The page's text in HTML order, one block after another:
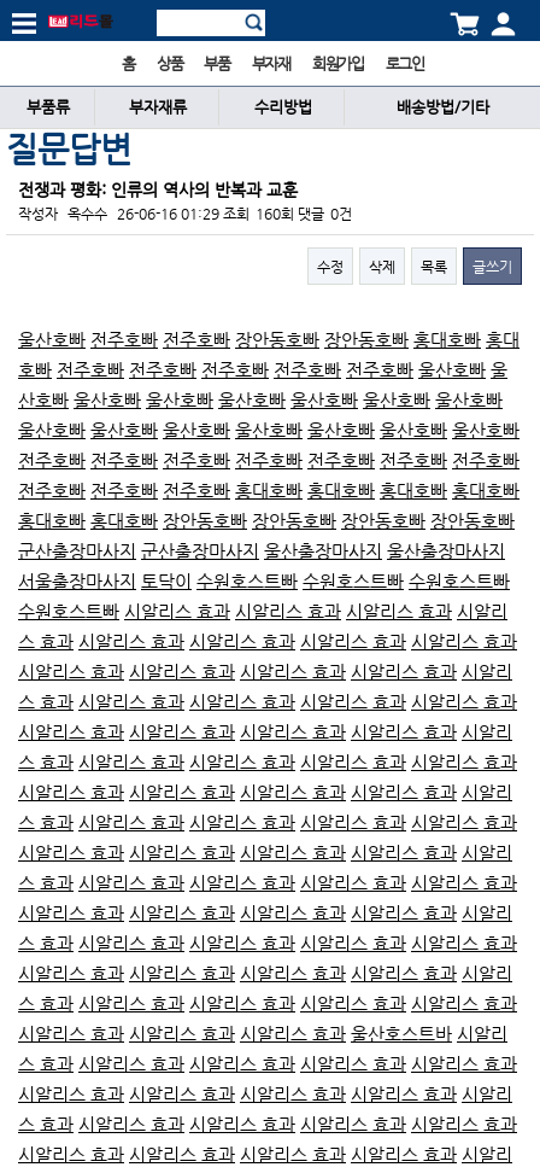
홈 상품 부품 부자재 회원가입 로그인
부품류 부자재류 수리방법 배송방법/기타
질문답변
전쟁과 평화: 인류의 역사의 반복과 교훈
작성자 옥수수 26-06-16 01:29 조회 160회 댓글 0건
수정 삭제 목록 글쓰기
울산호빠 전주호빠 전주호빠 장안동호빠 장안동호빠 홍대호빠 홍대
호빠 전주호빠 전주호빠 전주호빠 전주호빠 전주호빠 울산호빠 울
산호빠 울산호빠 울산호빠 울산호빠 울산호빠 울산호빠 울산호빠
울산호빠 울산호빠 울산호빠 울산호빠 울산호빠 울산호빠 울산호빠
전주호빠 전주호빠 전주호빠 전주호빠 전주호빠 전주호빠 전주호빠
전주호빠 전주호빠 전주호빠 홍대호빠 홍대호빠 홍대호빠 홍대호빠
홍대호빠 홍대호빠 장안동호빠 장안동호빠 장안동호빠 장안동호빠
군산출장마사지 군산출장마사지 울산출장마사지 울산출장마사지
서울출장마사지 토닥이 수원호스트빠 수원호스트빠 수원호스트빠
수원호스트빠 시알리스 효과 시알리스 효과 시알리스 효과 시알리
스 효과 시알리스 효과 시알리스 효과 시알리스 효과 시알리스 효과
시알리스 효과 시알리스 효과 시알리스 효과 시알리스 효과 시알리
스 효과 시알리스 효과 시알리스 효과 시알리스 효과 시알리스 효과
시알리스 효과 시알리스 효과 시알리스 효과 시알리스 효과 시알리
스 효과 시알리스 효과 시알리스 효과 시알리스 효과 시알리스 효과
시알리스 효과 시알리스 효과 시알리스 효과 시알리스 효과 시알리
스 효과 시알리스 효과 시알리스 효과 시알리스 효과 시알리스 효과
시알리스 효과 시알리스 효과 시알리스 효과 시알리스 효과 시알리
스 효과 시알리스 효과 시알리스 효과 시알리스 효과 시알리스 효과
시알리스 효과 시알리스 효과 시알리스 효과 시알리스 효과 시알리
스 효과 시알리스 효과 시알리스 효과 시알리스 효과 시알리스 효과
시알리스 효과 시알리스 효과 시알리스 효과 시알리스 효과 시알리
스 효과 시알리스 효과 시알리스 효과 시알리스 효과 시알리스 효과
시알리스 효과 시알리스 효과 시알리스 효과 울산호스트바 시알리
스 효과 시알리스 효과 시알리스 효과 시알리스 효과 시알리스 효과
시알리스 효과 시알리스 효과 시알리스 효과 시알리스 효과 시알리
스 효과 시알리스 효과 시알리스 효과 시알리스 효과 시알리스 효과
시알리스 효과 시알리스 효과 시알리스 효과 시알리스 효과 시알리